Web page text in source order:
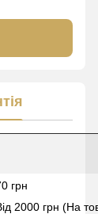
грн
2000 грн (На